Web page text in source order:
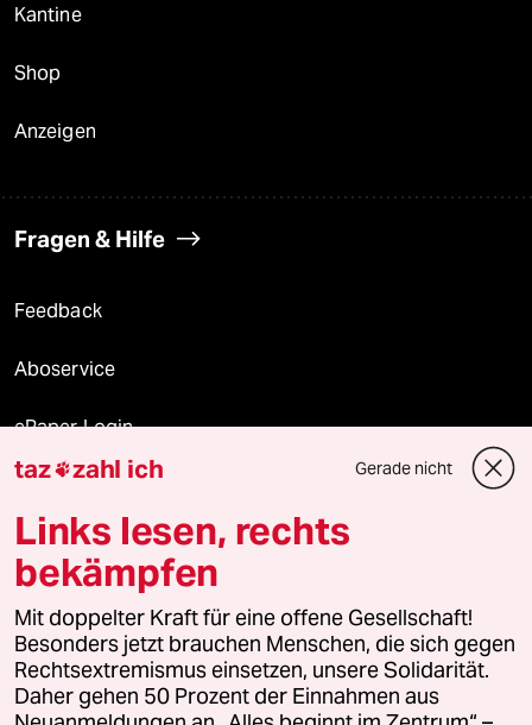
Kantine
Shop
Anzeigen
Fragen & Hilfe
Feedback
Aboservice
ePaper Login
Downloads für Abonnierende
© 2026 taz Verlags und Vertriebs GmbH
Alle Rechte vorbehalten. Bei rechtlichen Fragen oder für Genehmigungen
wenden Sie sich bitte an
lizenzen@taz.de
Feedback Redaktionsstatut Kommune-Richtlinien
taz zahl ich Gerade nicht
Links lesen, rechts
bekämpfen
Mit doppelter Kraft für eine offene Gesellschaft!
Besonders jetzt brauchen Menschen, die sich gegen
Rechtsextremismus einsetzen, unsere Solidarität.
Daher gehen 50 Prozent der Einnahmen aus